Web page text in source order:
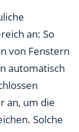
an: So
von Fenstern
automatisch
an, um die
Solche